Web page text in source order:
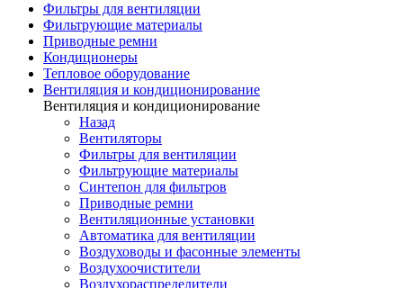
Фильтры для вентиляции
Фильтрующие материалы
Приводные ремни
Кондиционеры
Тепловое оборудование
Вентиляция и кондиционирование
Вентиляция и кондиционирование
Назад
Вентиляторы
Фильтры для вентиляции
Фильтрующие материалы
Синтепон для фильтров
Приводные ремни
Вентиляционные установки
Автоматика для вентиляции
Воздуховоды и фасонные элементы
Воздухоочистители
Воздухораспределители